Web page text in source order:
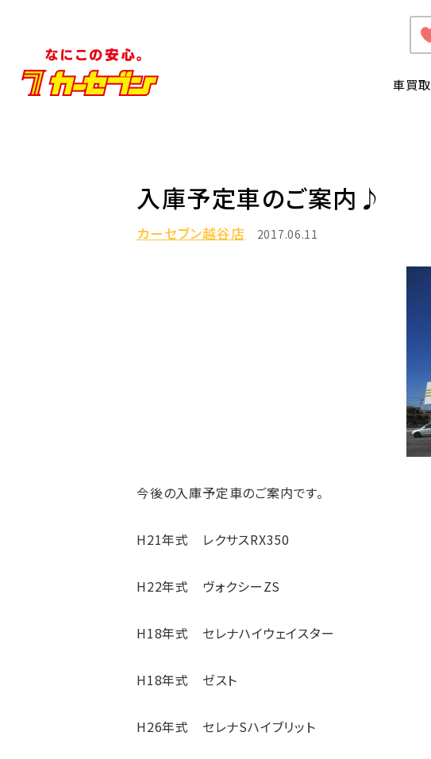
車買取
入庫予定車のご案内♪
カーセブン越谷店 2017.06.11
今後の入庫予定車のご案内です。
H21年式 レクサスRX350
H22年式 ヴォクシーZS
H18年式 セレナハイウェイスター
H18年式 ゼスト
H26年式 セレナSハイブリット